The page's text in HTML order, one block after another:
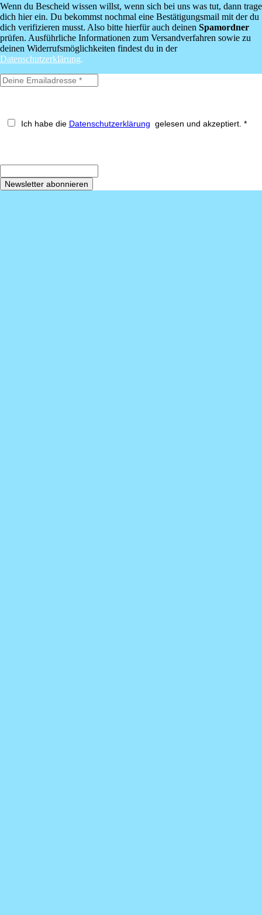
Wenn du Bescheid wissen willst, wenn sich bei uns was tut, dann trage
dich hier ein. Du bekommst nochmal eine Bestätigungsmail mit der du
dich verifizieren musst. Also bitte hierfür auch deinen Spamordner
prüfen. Ausführliche Informationen zum Versandverfahren sowie zu
deinen Widerrufsmöglichkeiten findest du in der
Datenschutzerklärung.
Ich habe die Datenschutzerklärung gelesen und akzeptiert. *